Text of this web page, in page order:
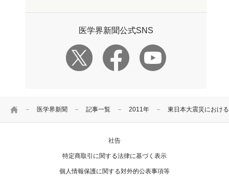
HOME 医学界新聞 記事一覧 2011年 東日本大震災におけ
医学界新聞公式SNS
社告
特定商取引に関する法律に基づく表示
個人情報保護に関する対外的公表事項等